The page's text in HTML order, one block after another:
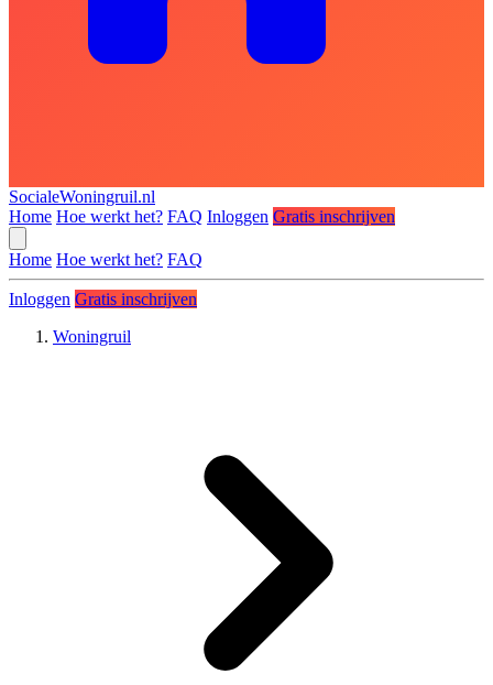
SocialeWoningruil.nl
Home Hoe werkt het? FAQ Inloggen Gratis inschrijven
Home Hoe werkt het? FAQ
Inloggen Gratis inschrijven
Woningruil